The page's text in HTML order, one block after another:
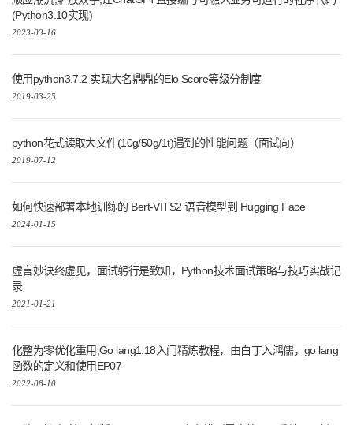
(Python3.10实现)
2023-03-16
使用python3.7.2 实现大名鼎鼎的Elo Score等级分制度
2019-03-25
python花式读取大文件(10g/50g/1t)遇到的性能问题（面试向）
2019-07-12
如何快速部署本地训练的 Bert-VITS2 语音模型到 Hugging Face
2024-01-15
虚言妙诀终虚见，面试躬行是致知，Python技术面试策略与技巧实战记
录
2021-01-21
化整为零优化重用,Go lang1.18入门精炼教程，由白丁入鸿儒，go lang
函数的定义和使用EP07
2022-08-10